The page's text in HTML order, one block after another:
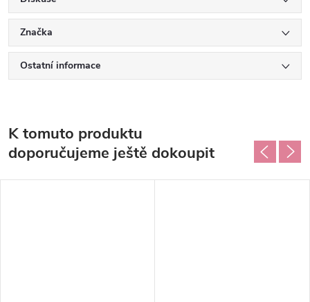
Značka
Ostatní informace
K tomuto produktu
doporučujeme ještě dokoupit